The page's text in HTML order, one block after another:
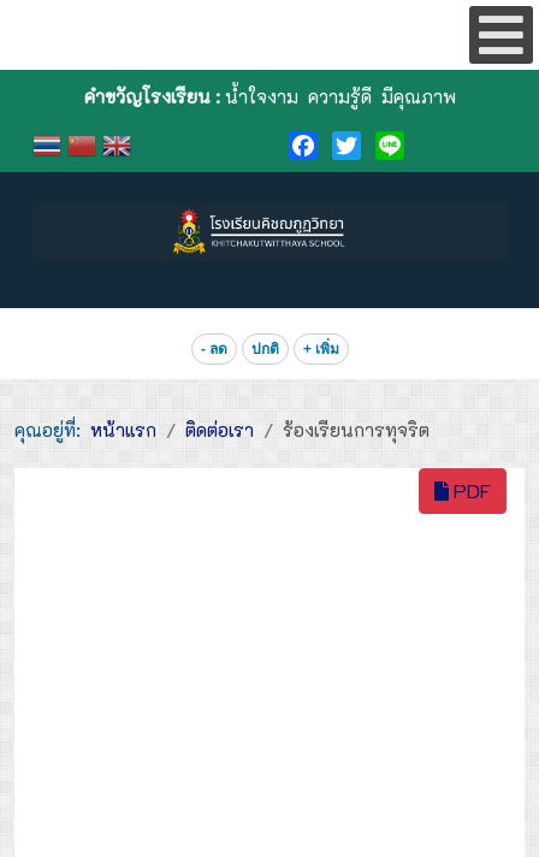
คำขวัญโรงเรียน :น้ำใจงาม ความรู้ดี มีคุณภาพ
Facebook
TwitterLine
- ลด ปกติ + เพิ่ม
คุณอยู่ที่: หน้าแรก ติดต่อเรา ร้องเรียนการทุจริต
PDF